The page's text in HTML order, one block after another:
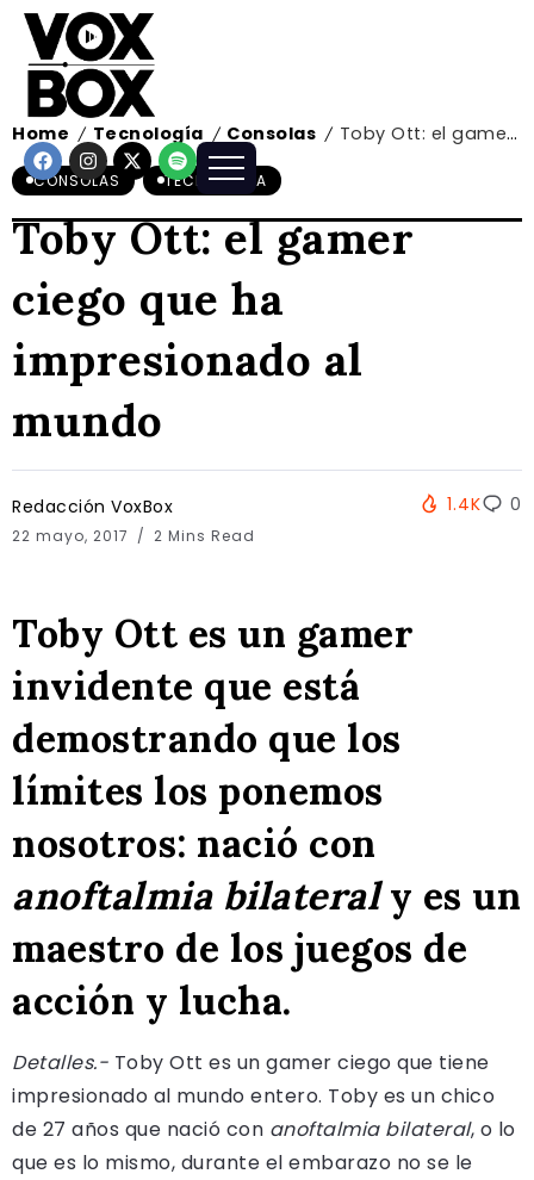
Home / Tecnología / Consolas / Toby Ott: el gamer ciego que ha impresionado al mundo
CONSOLAS TECNOLOGÍA
Toby Ott: el gamer
ciego que ha
impresionado al
mundo
Redacción VoxBox
22 mayo, 2017 2 Mins Read
1.4K 0
Toby Ott es un gamer
invidente que está
demostrando que los
límites los ponemos
nosotros: nació con
anoftalmia bilateraly es un
maestro de los juegos de
acción y lucha.
Detalles.- Toby Ott es un gamer ciego que tiene
impresionado al mundo entero. Toby es un chico
de 27 años que nació con anoftalmia bilateral, o lo
que es lo mismo, durante el embarazo no se le